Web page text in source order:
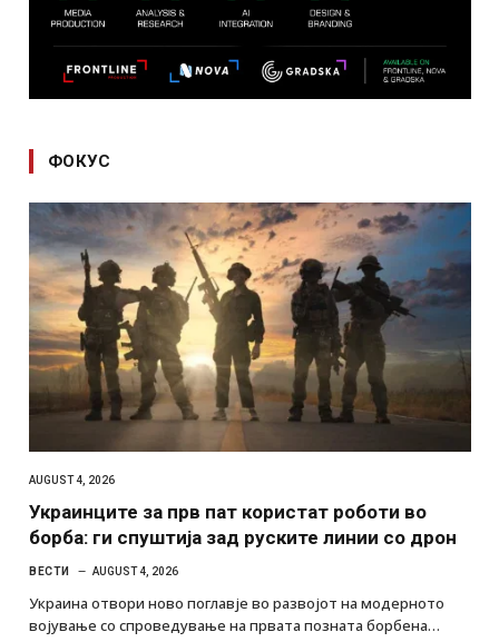
ФОКУС
AUGUST 4, 2026
Украинците за прв пат користат роботи во
борба: ги спуштија зад руските линии со дрон
ВЕСТИ AUGUST 4, 2026
Украина отвори ново поглавје во развојот на модерното
војување со спроведување на првата позната борбена…